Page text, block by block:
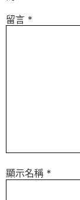
留言 *
顯示名稱 *